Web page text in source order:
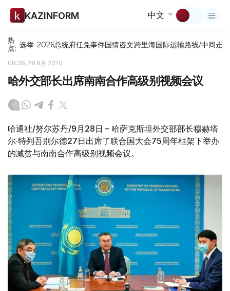
KAZINFORM 中文
热
点: 选举-2026总统府任免事件国情咨文跨里海国际运输路线/中间走廊
08:36, 28 9月 2020
哈外交部长出席南南合作高级别视频会议
哈通社/努尔苏丹/9月28日 – 哈萨克斯坦外交部部长穆赫塔
尔·特列吾别尔德27日出席了联合国大会75周年框架下举办
的减贫与南南合作高级别视频会议。